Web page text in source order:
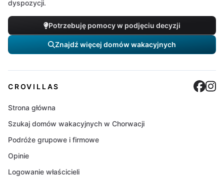
dyspozycji.
Potrzebuję pomocy w podjęciu decyzji
Znajdź więcej domów wakacyjnych
CROVILLAS
Strona główna
Szukaj domów wakacyjnych w Chorwacji
Podróże grupowe i firmowe
Opinie
Logowanie właścicieli